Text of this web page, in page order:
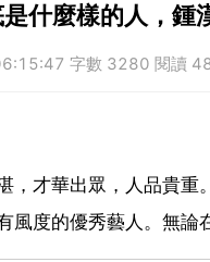
什麼樣的人，鍾
字數 3280 閱讀
，才華出眾，人品貴
風度的優秀藝人。無論